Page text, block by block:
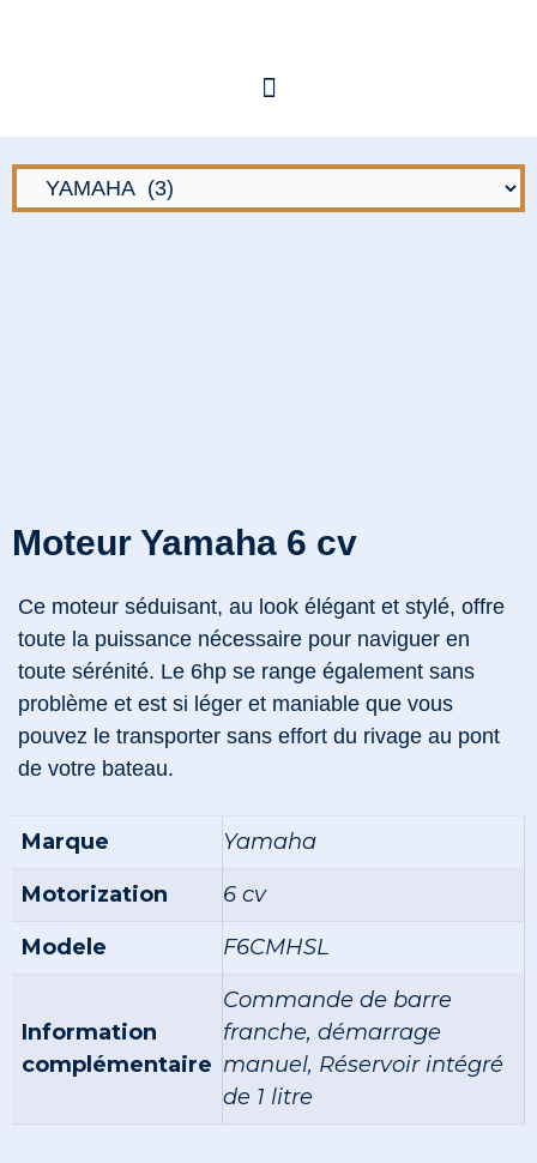
Moteur Yamaha 6 cv
Ce moteur séduisant, au look élégant et stylé, offre
toute la puissance nécessaire pour naviguer en
toute sérénité. Le 6hp se range également sans
problème et est si léger et maniable que vous
pouvez le transporter sans effort du rivage au pont
de votre bateau.
Marque
Yamaha
Motorization
6 cv
Modele
F6CMHSL
Information
complémentaire
Commande de barre
franche, démarrage
manuel, Réservoir intégré
de 1 litre